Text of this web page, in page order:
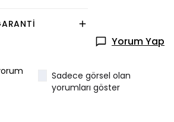
Yorum Yap
Sadece görsel olan
yorumları göster